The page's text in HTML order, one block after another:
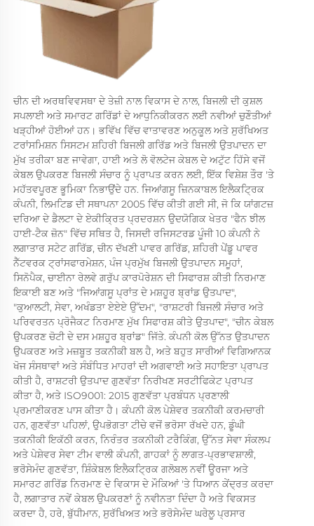
ਚੀਨ ਦੀ ਅਰਥਵਿਵਸਥਾ ਦੇ ਤੇਜ਼ੀ ਨਾਲ ਵਿਕਾਸ ਦੇ ਨਾਲ, ਬਿਜਲੀ ਦੀ ਕੁਸ਼ਲ
ਸਪਲਾਈ ਅਤੇ ਸਮਾਰਟ ਗਰਿੱਡਾਂ ਦੇ ਆਧੁਨਿਕੀਕਰਨ ਲਈ ਨਵੀਆਂ ਚੁਣੌਤੀਆਂ
ਖੜ੍ਹੀਆਂ ਹੋਈਆਂ ਹਨ। ਭਵਿੱਖ ਵਿੱਚ ਵਾਤਾਵਰਣ ਅਨੁਕੂਲ ਅਤੇ ਸੁਰੱਖਿਅਤ
ਟਰਾਂਸਮਿਸ਼ਨ ਸਿਸਟਮ ਸ਼ਹਿਰੀ ਬਿਜਲੀ ਗਰਿੱਡ ਅਤੇ ਬਿਜਲੀ ਉਤਪਾਦਨ ਦਾ
ਮੁੱਖ ਤਰੀਕਾ ਬਣ ਜਾਵੇਗਾ, ਹਾਈ ਅਤੇ ਲੋ ਵੋਲਟੇਜ ਕੇਬਲ ਦੇ ਅਟੁੱਟ ਹਿੱਸੇ ਵਜੋਂ
ਕੇਬਲ ਉਪਕਰਣ ਬਿਜਲੀ ਸੰਚਾਰ ਨੂੰ ਪ੍ਰਾਪਤ ਕਰਨ ਲਈ, ਇੱਕ ਵਿਸ਼ੇਸ਼ ਤੌਰ 'ਤੇ
ਮਹੱਤਵਪੂਰਣ ਭੂਮਿਕਾ ਨਿਭਾਉਂਦੇ ਹਨ. ਜਿਆਂਗਸੂ ਜ਼ਿਨਕਾਬਲ ਇਲੈਕਟ੍ਰਿਕ
ਕੰਪਨੀ, ਲਿਮਟਿਡ ਦੀ ਸਥਾਪਨਾ 2005 ਵਿੱਚ ਕੀਤੀ ਗਈ ਸੀ, ਜੋ ਕਿ ਯਾਂਗਟਜ਼
ਦਰਿਆ ਦੇ ਡੈਲਟਾ ਦੇ ਏਕੀਕ੍ਰਿਤ ਪ੍ਰਦਰਸ਼ਨ ਉਦਯੋਗਿਕ ਖੇਤਰ "ਫੈਨ ਝੀਲ
ਹਾਈ-ਟੈਕ ਜ਼ੋਨ" ਵਿੱਚ ਸਥਿਤ ਹੈ, ਜਿਸਦੀ ਰਜਿਸਟਰਡ ਪੂੰਜੀ 10 ਕੰਪਨੀ ਨੇ
ਲਗਾਤਾਰ ਸਟੇਟ ਗਰਿੱਡ, ਚੀਨ ਦੱਖਣੀ ਪਾਵਰ ਗਰਿੱਡ, ਸ਼ਹਿਰੀ ਪੇਂਡੂ ਪਾਵਰ
ਨੈੱਟਵਰਕ ਟ੍ਰਾਂਸਫਾਰਮੇਸ਼ਨ, ਪੰਜ ਪ੍ਰਮੁੱਖ ਬਿਜਲੀ ਉਤਪਾਦਨ ਸਮੂਹਾਂ,
ਸਿਨੋਪੈਕ, ਚਾਈਨਾ ਰੇਲਵੇ ਗਰੁੱਪ ਕਾਰਪੋਰੇਸ਼ਨ ਦੀ ਸਿਫਾਰਸ਼ ਕੀਤੀ ਨਿਰਮਾਣ
ਇਕਾਈ ਬਣ ਅਤੇ "ਜਿਆਂਗਸੂ ਪ੍ਰਾਂਤ ਦੇ ਮਸ਼ਹੂਰ ਬ੍ਰਾਂਡ ਉਤਪਾਦ",
"ਕੁਆਲਟੀ, ਸੇਵਾ, ਅਖੰਡਤਾ ਏਏਏ ਉੱਦਮ", "ਰਾਸ਼ਟਰੀ ਬਿਜਲੀ ਸੰਚਾਰ ਅਤੇ
ਪਰਿਵਰਤਨ ਪ੍ਰੋਜੈਕਟ ਨਿਰਮਾਣ ਮੁੱਖ ਸਿਫਾਰਸ਼ ਕੀਤੇ ਉਤਪਾਦ", "ਚੀਨ ਕੇਬਲ
ਉਪਕਰਣ ਚੋਟੀ ਦੇ ਦਸ ਮਸ਼ਹੂਰ ਬ੍ਰਾਂਡ" ਜਿੱਤੇ. ਕੰਪਨੀ ਕੋਲ ਉੱਨਤ ਉਤਪਾਦਨ
ਉਪਕਰਣ ਅਤੇ ਮਜ਼ਬੂਤ ਤਕਨੀਕੀ ਬਲ ਹੈ, ਅਤੇ ਬਹੁਤ ਸਾਰੀਆਂ ਵਿਗਿਆਨਕ
ਖੋਜ ਸੰਸਥਾਵਾਂ ਅਤੇ ਸੰਬੰਧਿਤ ਮਾਹਰਾਂ ਦੀ ਅਗਵਾਈ ਅਤੇ ਸਹਾਇਤਾ ਪ੍ਰਾਪਤ
ਕੀਤੀ ਹੈ, ਰਾਸ਼ਟਰੀ ਉਤਪਾਦ ਗੁਣਵੱਤਾ ਨਿਰੀਖਣ ਸਰਟੀਫਿਕੇਟ ਪ੍ਰਾਪਤ
ਕੀਤਾ ਹੈ, ਅਤੇ ISO9001: 2015 ਗੁਣਵੱਤਾ ਪ੍ਰਬੰਧਨ ਪ੍ਰਣਾਲੀ
ਪ੍ਰਮਾਣੀਕਰਣ ਪਾਸ ਕੀਤਾ ਹੈ। ਕੰਪਨੀ ਕੋਲ ਪੇਸ਼ੇਵਰ ਤਕਨੀਕੀ ਕਰਮਚਾਰੀ
ਹਨ, ਗੁਣਵੱਤਾ ਪਹਿਲਾਂ, ਉਪਭੋਗਤਾ ਟੀਚੇ ਵਜੋਂ ਭਰੋਸਾ ਰੱਖਦੇ ਹਨ, ਡੂੰਘੀ
ਤਕਨੀਕੀ ਇਕੱਠੀ ਕਰਨ, ਨਿਰੰਤਰ ਤਕਨੀਕੀ ਟਰੈਕਿੰਗ, ਉੱਨਤ ਸੇਵਾ ਸੰਕਲਪ
ਅਤੇ ਪੇਸ਼ੇਵਰ ਸੇਵਾ ਟੀਮ ਵਾਲੀ ਕੰਪਨੀ, ਗਾਹਕਾਂ ਨੂੰ ਲਾਗਤ-ਪ੍ਰਭਾਵਸ਼ਾਲੀ,
ਭਰੋਸੇਮੰਦ ਗੁਣਵੱਤਾ, ਸ਼ਿੰਕੇਬਲ ਇਲੈਕਟ੍ਰਿਕ ਗਲੋਬਲ ਨਵੀਂ ਊਰਜਾ ਅਤੇ
ਸਮਾਰਟ ਗਰਿੱਡ ਨਿਰਮਾਣ ਦੇ ਵਿਕਾਸ ਦੇ ਮੌਕਿਆਂ 'ਤੇ ਧਿਆਨ ਕੇਂਦ੍ਰਤ ਕਰਦਾ
ਹੈ, ਲਗਾਤਾਰ ਨਵੇਂ ਕੇਬਲ ਉਪਕਰਣਾਂ ਨੂੰ ਨਵੀਨਤਾ ਦਿੰਦਾ ਹੈ ਅਤੇ ਵਿਕਸਤ
ਕਰਦਾ ਹੈ, ਹਰੇ, ਬੁੱਧੀਮਾਨ, ਸੁਰੱਖਿਅਤ ਅਤੇ ਭਰੋਸੇਮੰਦ ਘਰੇਲੂ ਪ੍ਰਸਾਰ